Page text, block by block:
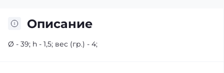
Описание
Ø - 39; h - 1,5; вес (гр.) - 4;